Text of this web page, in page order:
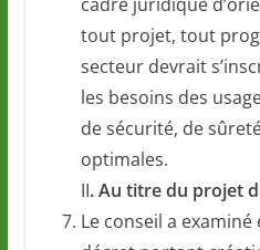
tout projet, tout
secteur devrait
les besoins des
de sécurité, de
optimales.
II. Au titre du projet
Le conseil a